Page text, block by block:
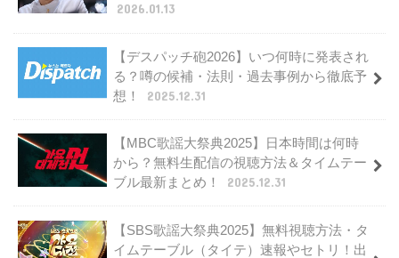
2026.01.13
【デスパッチ砲2026】いつ何時に発表され
る？噂の候補・法則・過去事例から徹底予
想！
2025.12.31
【MBC歌謡大祭典2025】日本時間は何時
から？無料生配信の視聴方法＆タイムテー
ブル最新まとめ！
2025.12.31
【SBS歌謡大祭典2025】無料視聴方法・タ
イムテーブル（タイテ）速報やセトリ！出